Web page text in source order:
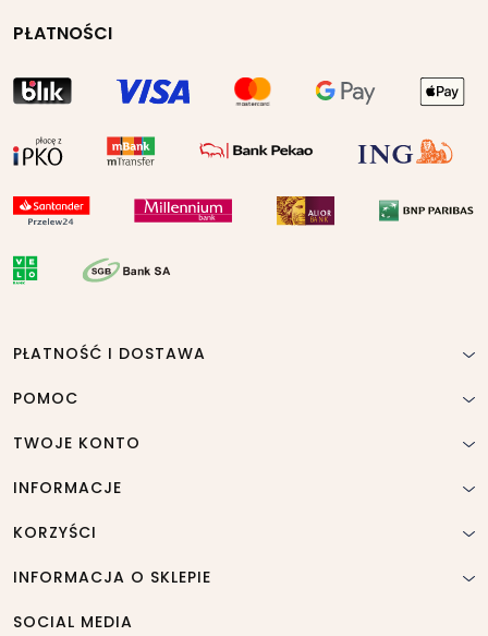
PŁATNOŚCI
PŁATNOŚĆ I DOSTAWA
POMOC
TWOJE KONTO
INFORMACJE
KORZYŚCI
INFORMACJA O SKLEPIE
SOCIAL MEDIA